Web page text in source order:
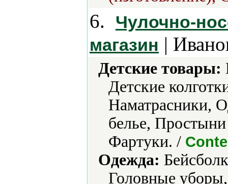
6.
Чулочно-
магазин |
Детские товары:
Детские
Наматрасники,
белье,
Фартуки. / Conte
Одежда:
Головные